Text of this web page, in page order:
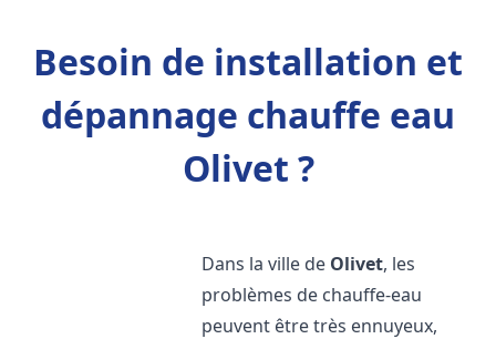
Besoin de installation et
dépannage chauffe eau
Olivet ?
Dans la ville de Olivet, les
problèmes de chauffe-eau
peuvent être très ennuyeux,